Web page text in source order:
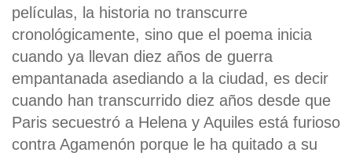
películas, la historia no transcurre
cronológicamente, sino que el poema inicia
cuando ya llevan diez años de guerra
empantanada asediando a la ciudad, es decir
cuando han transcurrido diez años desde que
Paris secuestró a Helena y Aquiles está furioso
contra Agamenón porque le ha quitado a su